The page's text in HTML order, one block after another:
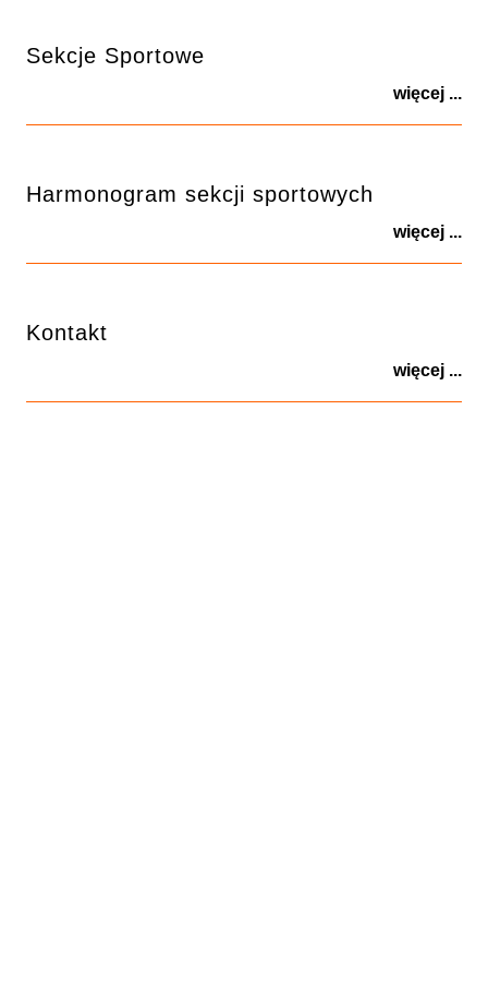
Sekcje Sportowe
więcej ...
Harmonogram sekcji sportowych
więcej ...
Kontakt
więcej ...